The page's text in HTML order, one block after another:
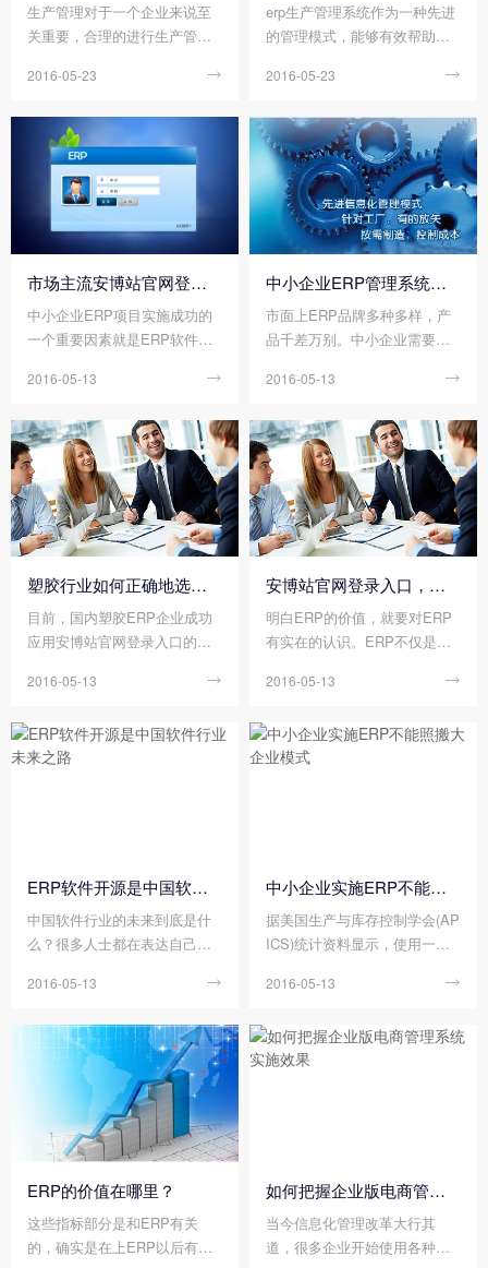
生产管理对于一个企业来说至
关重要，合理的进行生产管理
能解决企业的生产烦恼，当
也是至关重要的。
2016-05-23 
erp生产管理系统作为一种先进
的管理模式，能够有效帮助企
业内部信息传递屏障，从而实
大家介绍一下erp生产管理系统
是如何实现智能生产的。
2016-05-23 
市场主流安博站官网登录入口-企业应如何选择安博站官网登录入口
中小企业ERP项目实施成功的
一个重要因素就是ERP软件选
实施失败案例进行分析，有超
属于选型不当所致。
2016-05-13 
中小企业ERP管理系统成功选型秘籍
市面上ERP品牌多种多样，产
品千差万别。中小企业需要对
和通用性进行考察，了解其所
位。本文从ERP选型过程中，
需要注意的七大项来说明中小
企业如何正确地选择ERP，ER
P选型必须了解的七大事项。
2016-05-13 
塑胶行业如何正确地选择ERP，塑胶ERP选型注意事项
目前，国内塑胶ERP企业成功
应用安博站官网登录入口的比
低，尤其是能成功实现物流、
化管理的企业并不多。
2016-05-13 
安博站官网登录入口，先思考再行动
明白ERP的价值，就要对ERP
有实在的认识。ERP不仅是员
是管理思想、IT技术和业务应
效调配的工具，而ERP的实施
却不是件容易的事，这就需要
2016-05-13 
ERP软件开源是中国软件行业未来之路
中国软件行业的未来到底是什
么？很多人士都在表达自己的
也有人认为作嵌入式软件，也
2016-05-13 
中小企业实施ERP不能照搬大企业模式
据美国生产与库存控制学会(AP
ICS)统计资料显示，使用一个
以为企业带来如下的经济效
交货减少80%，采购提前期缩
短50%，停工待料减少60%，
少50%~90%。这些无比辉煌的
的成本和巨大的的利润，同
时，其所能带来的无形的社会
2016-05-13 
ERP的价值在哪里？
这些指标部分是和ERP有关
的，确实是在上ERP以后有所
如何把握企业版电商管理系统实施效果
当今信息化管理改革大行其
道，很多企业开始使用各种类